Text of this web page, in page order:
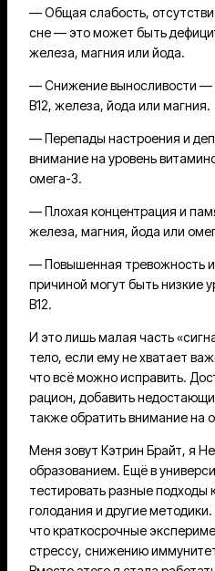
— Общая слабость,
сне — это может быть
железа, магния или йода.
— Снижение выносливости —
B12, железа, йода или магния.
— Перепады настроения и
внимание на уровень
омега-3.
— Плохая концентрация и
железа, магния, йода или
— Повышенная тревожность
причиной могут быть низкие
B12.
И это лишь малая часть
тело, если ему не хватает
что всё можно исправить.
рацион, добавить
также обратить внимание на
Меня зовут Кэтрин Брайт, я
образованием. Ещё в
тестировать разные подходы
голодания и другие
что краткосрочные
стрессу, снижению